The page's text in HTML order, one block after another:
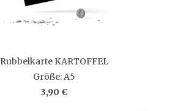
Rubbelkarte KARTOFFEL
Größe: A5
3,90 €